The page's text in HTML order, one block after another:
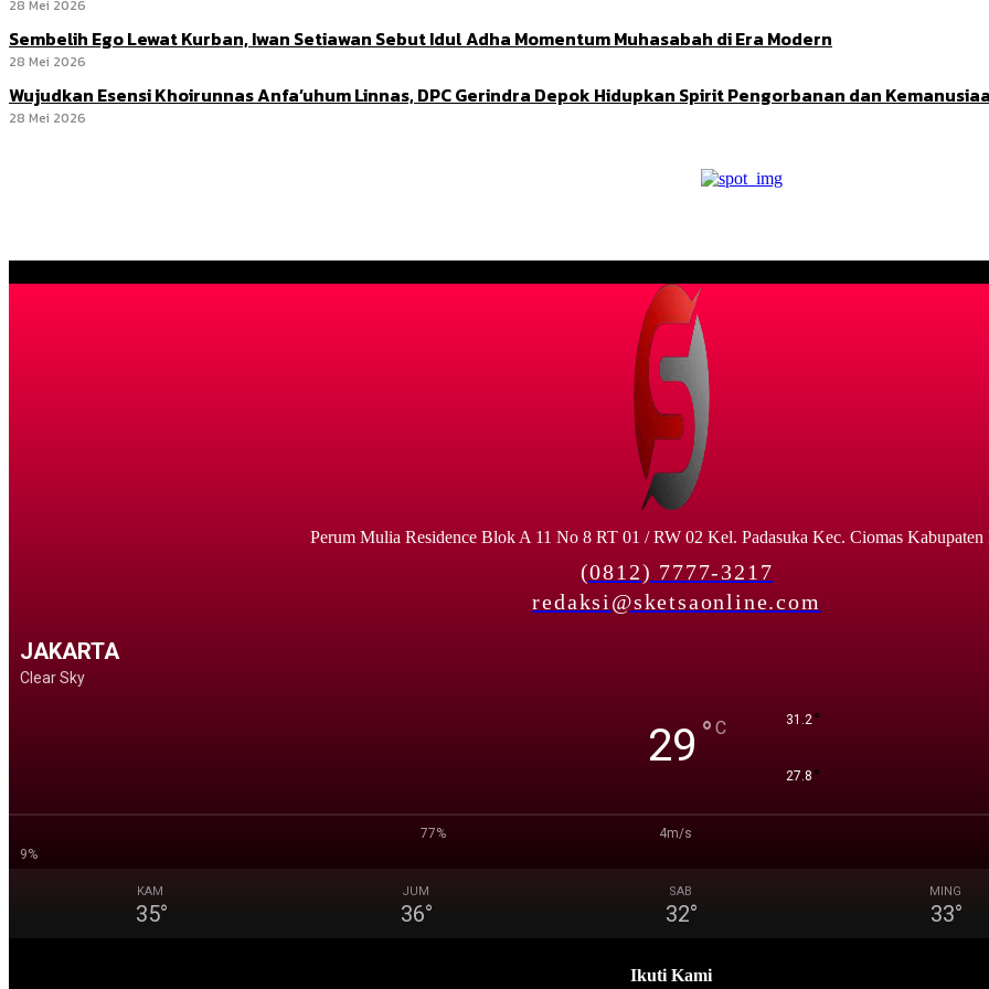
28 Mei 2026
Sembelih Ego Lewat Kurban, Iwan Setiawan Sebut Idul Adha Momentum Muhasabah di Era Modern
28 Mei 2026
Wujudkan Esensi Khoirunnas Anfa’uhum Linnas, DPC Gerindra Depok Hidupkan Spirit Pengorbanan dan
28 Mei 2026
Perum Mulia Residence Blok A 11 No 8 RT 01 / RW 02 Kel. Padasuka Kec. Ciomas Kabupaten
(0812) 7777-3217
redaksi@sketsaonline.com
JAKARTA
Clear Sky
29 ° C 31.2 °
27.8 °
77%
4m/s
9%
KAM
35°
JUM
36°
SAB
32°
MING
33°
Ikuti Kami